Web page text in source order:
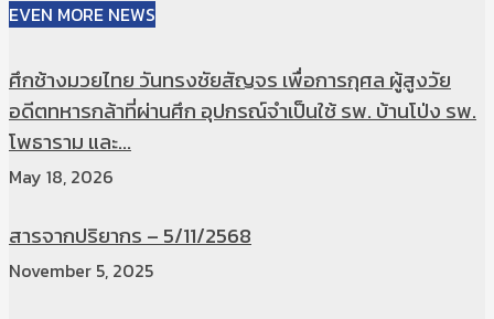
EVEN MORE NEWS
ศึกช้างมวยไทย วันทรงชัยสัญจร เพื่อการกุศล ผู้สูงวัย
อดีตทหารกล้าที่ผ่านศึก อุปกรณ์จำเป็นใช้ รพ. บ้านโป่ง รพ.
โพธาราม และ...
May 18, 2026
สารจากปริยากร – 5/11/2568
November 5, 2025